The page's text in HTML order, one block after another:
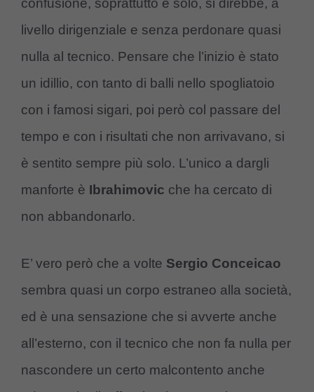
confusione, soprattutto e solo, si direbbe, a
livello dirigenziale e senza perdonare quasi
nulla al tecnico. Pensare che l’inizio è stato
un idillio, con tanto di balli nello spogliatoio
con i famosi sigari, poi però col passare del
tempo e con i risultati che non arrivavano, si
è sentito sempre più solo. L’unico a dargli
manforte è Ibrahimovic che ha cercato di
non abbandonarlo.
E’ vero però che a volte Sergio Conceicao
sembra quasi un corpo estraneo alla società,
ed è una sensazione che si avverte anche
all’esterno, con il tecnico che non fa nulla per
nascondere un certo malcontento anche